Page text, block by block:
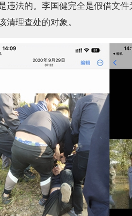
违法的。李国健完全是假借文
清理查处的对象。